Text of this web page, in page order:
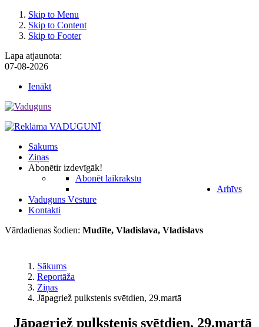
Skip to Menu
Skip to Content
Skip to Footer
Lapa atjaunota:
07-08-2026
Ienākt
Sākums
Ziņas
Abonētir izdevīgāk!
Abonēt laikrakstu
Arhīvs
Vaduguns Vēsture
Kontakti
Vārdadienas šodien: Mudīte, Vladislava, Vladislavs
Sākums
Reportāža
Ziņas
Jāpagriež pulkstenis svētdien, 29.martā
Jāpagriež pulkstenis svētdien, 29.martā